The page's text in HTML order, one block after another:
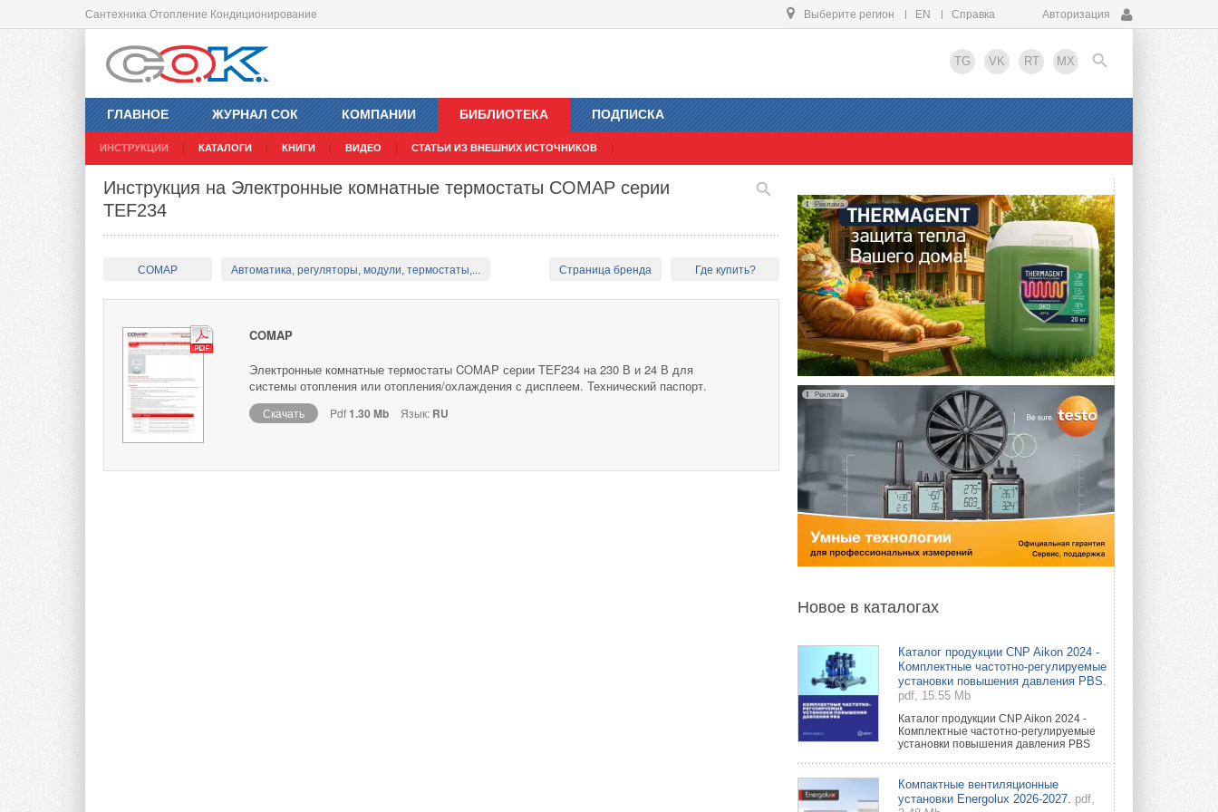
Сантехника Отопление Кондиционирование Выберите регион EN Справка Авторизация
TG VK RT MX
ГЛАВНОЕ ЖУРНАЛ СОК КОМПАНИИ БИБЛИОТЕКА
ИНСТРУКЦИИ КАТАЛОГИ КНИГИ ВИДЕО СТАТЬИ ИЗ ВНЕШНИХ ИСТОЧНИКОВ
ПОДПИСКА
EN
Инструкция на Электронные комнатные термостаты COMAP серии
TEF234
COMAP Автоматика, регуляторы, модули, термостаты,... Страница бренда Где купить?
COMAP
Электронные комнатные термостаты COMAP серии TEF234 на 230 В и 24 В для
системы отопления или отопления/охлаждения с дисплеем. Технический паспорт.
Скачать Pdf1.30 Mb Язык: RU
Реклама
Реклама
Новое в каталогах
Каталог продукции CNP Aikon 2024 -
Комплектные частотно-регулируемые
установки повышения давления PBS.
pdf, 15.55 Mb
Каталог продукции CNP Aikon 2024 -
Комплектные частотно-регулируемые
установки повышения давления PBS
Компактные вентиляционные
установки Energolux 2026-2027. pdf,